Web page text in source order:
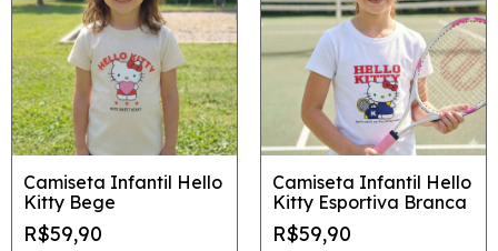
Camiseta Infantil Hello
Kitty Bege
R$59,90
Camiseta Infantil Hello
Kitty Esportiva Branca
R$59,90